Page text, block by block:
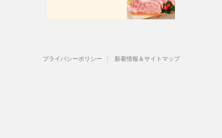
プライバシーポリシー 新着情報＆サイトマップ